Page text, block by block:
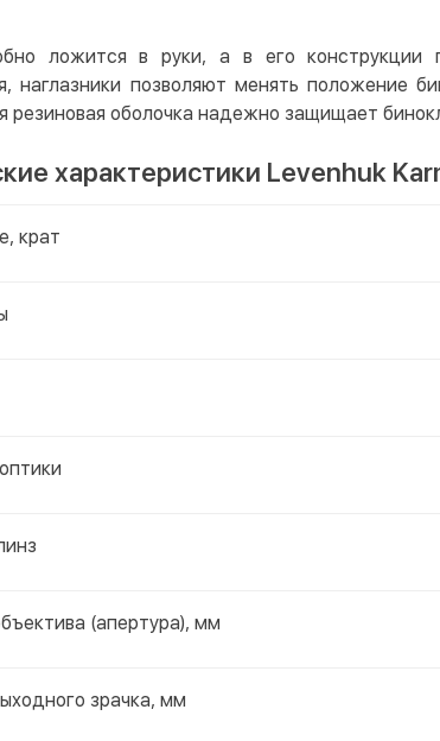
ложится в руки, а в его конструкции
наглазники позволяют менять положение
резиновая оболочка надежно защищает
характеристики Levenhuk
крат
(апертура), мм
зрачка, мм